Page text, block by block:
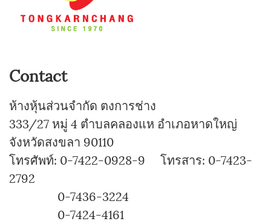
Contact
ห้างหุ้นส่วนจำกัด ตงการช่าง
333/27 หมู่ 4 ตำบลคลองแห อำเภอหาดใหญ่
จังหวัดสงขลา 90110
โทรศัพท์: 0-7422-0928-9 โทรสาร: 0-7423-
2792
0-7436-3224
0-7424-4161